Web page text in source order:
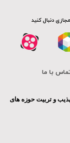
دنبال کنید
با ما
و تربیت حوزه های